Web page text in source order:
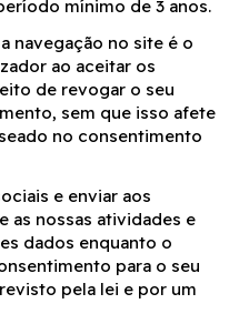
mínimo de 3 anos.
navegação no site é o
ao aceitar os
de revogar o seu
sem que isso afete
no consentimento
e enviar aos
as nossas atividades e
dados enquanto o
para o seu
pela lei e por um